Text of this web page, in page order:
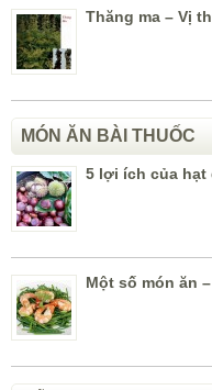
Thăng ma – Vị
MÓN ĂN BÀI THUỐC
5 lợi ích của hạt
Một số món ăn